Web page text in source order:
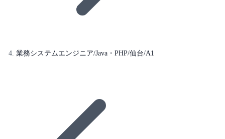
業務システムエンジニア/Java・PHP/仙台/A1